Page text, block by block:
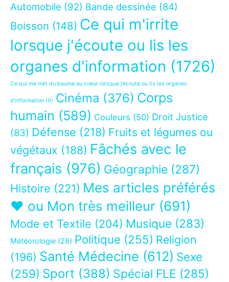
Automobile (92) Bande dessinée (84)
Boisson (148) Ce qui m'irrite
lorsque j'écoute ou lis les
organes d'information (1726)
Ce qui me met du baume au coeur lorsque j’écoute ou lis les organes
d’information (9) Cinéma (376) Corps
humain (589) Couleurs (50) Droit Justice
(83) Défense (218) Fruits et légumes ou
végétaux (188) Fâchés avec le
français (976) Géographie (287)
Histoire (221) Mes articles préférés
❤ ou Mon très meilleur (691)
Mode et Textile (204) Musique (283)
Météorologie (28) Politique (255) Religion
(196) Santé Médecine (612) Sexe
(259) Sport (388) Spécial FLE (285)